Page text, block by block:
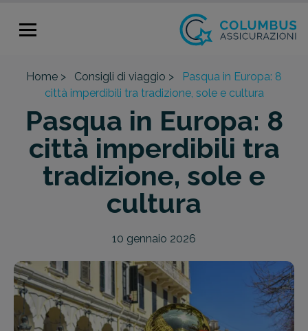
Home > Consigli di viaggio >
Pasqua in Europa: 8
città imperdibili tra tradizione, sole e cultura
Pasqua in Europa: 8
città imperdibili tra
tradizione, sole e
cultura
10 gennaio 2026